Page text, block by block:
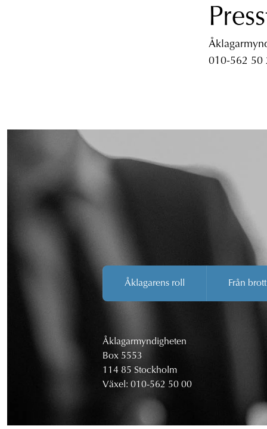
010-562 50
Åklagarens roll Från
Åklagarmyndigheten
Box 5553
114 85 Stockholm
Växel: 010-562 50 00